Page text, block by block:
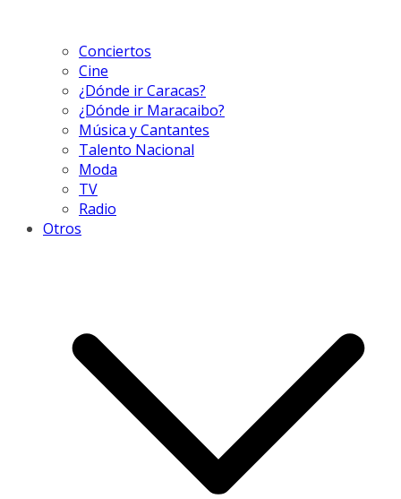
Conciertos
Cine
¿Dónde ir Caracas?
¿Dónde ir Maracaibo?
Música y Cantantes
Talento Nacional
Moda
TV
Radio
Otros